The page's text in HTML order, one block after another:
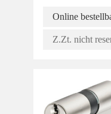
Online
Z.Zt. nicht